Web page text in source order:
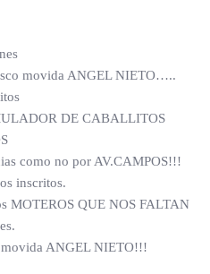
movida ANGEL NIETO…..
DE CABALLITOS
como no por AV.CAMPOS!!!
inscritos.
MOTEROS QUE NOS FALTAN
ANGEL NIETO!!!